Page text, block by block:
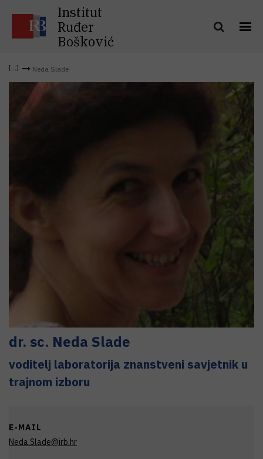
Institut
Ruđer
Bošković
Neda Slade
dr. sc. Neda Slade
voditelj laboratorija znanstveni savjetnik u
trajnom izboru
E-MAIL
Neda.Slade@irb.hr